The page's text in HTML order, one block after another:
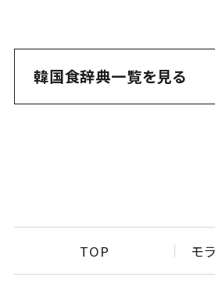
韓国食辞典一覧を見る
TOP モ